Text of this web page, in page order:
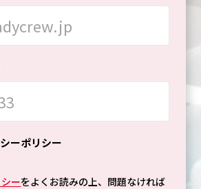
ーポリシー
ーをよくお読みの上、問題なければ